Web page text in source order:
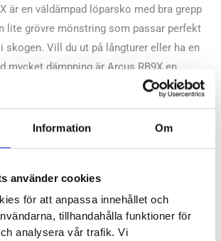
Information Om
använder cookies
för att anpassa innehållet och
tillhandahålla funktioner för
analysera vår trafik. Vi
är en väldämpad löparsko med bra grepp
lite grövre mönstring som passar perfekt
skogen. Vill du ut på långturer eller ha en
mycket dämpning är Arcus RB9X en
6 mm